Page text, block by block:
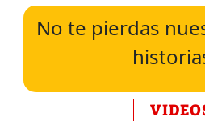
No te pierdas